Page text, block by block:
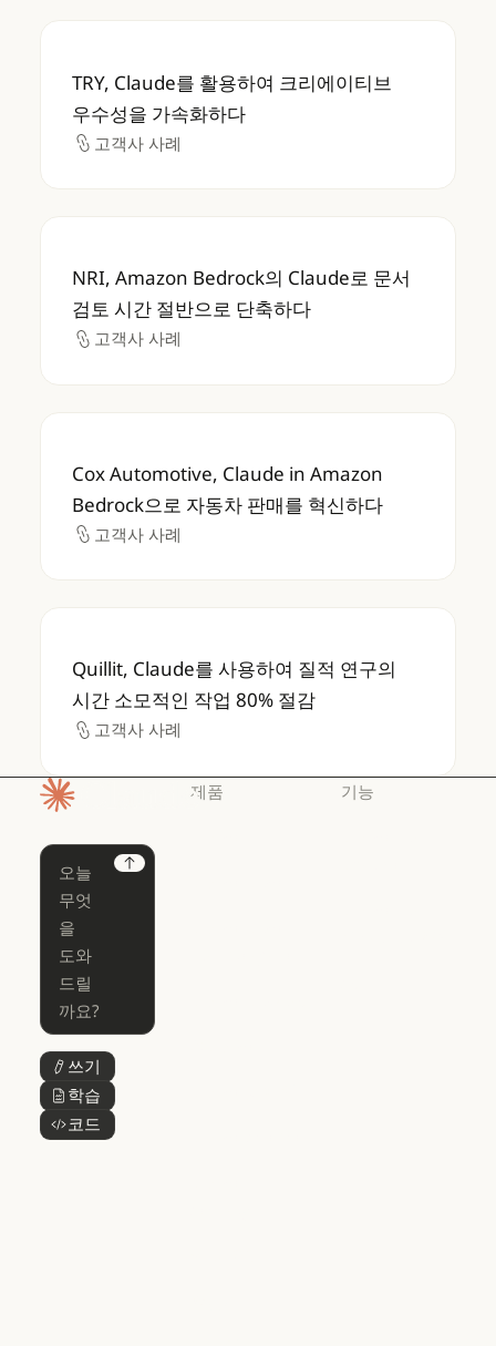
TRY, Claude를 활용하여 크리에이티브 우수
TRY, Claude를 활용하여 크리에이티브
우수성을 가속화하다
고객사 사례
고객사 사례
NRI, Amazon Bedrock의 Claude로 문서 검
NRI, Amazon Bedrock의 Claude로 문서
검토 시간 절반으로 단축하다
고객사 사례
고객사 사례
Cox Automotive, Claude in Amazon
Cox Automotive, Claude in Amazon
Bedrock으로 자동차 판매를 혁신하다
고객사 사례
고객사 사례
Quillit, Claude를 사용하여 질적 연구의 시간
Quillit, Claude를 사용하여 질적 연구의
시간 소모적인 작업 80% 절감
고객사 사례
고객사 사례
Next
쓰기
버튼 텍스트
학습
버튼 텍스트
코드
버튼 텍스트
제품 기능